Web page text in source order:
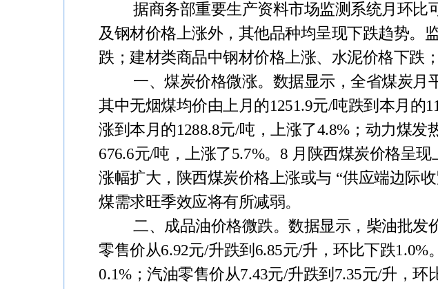
据商务部重要生产资料市场监测系统月环比
及钢材价格上涨外，其他品种均呈现下跌趋势。
跌；建材类商品中钢材价格上涨、水泥价格下跌
一、煤炭价格微涨。 数据显示，全省煤炭月
其中无烟煤均价由上月的1251.9元/吨跌到本月的
涨到本月的1288.8元/吨，上涨了4.8%；动力煤发
676.6元/吨，上涨了5.7%。8 月陕西煤炭价格呈
涨幅扩大，陕西煤炭价格上涨或与 “供应端边际
煤需求旺季效应将有所减弱。
二、成品油价格微跌。数据显示，柴油批发
零售价从6.92元/升跌到6.85元/升，环比下跌
0.1%；汽油零售价从7.43元/升跌到7.35元/升，